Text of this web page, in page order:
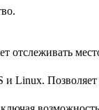
отслеживать
и Linux.